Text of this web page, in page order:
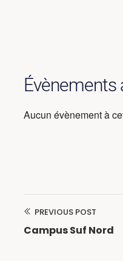
Évènements
Aucun évènement à
Navigation
PREVIOUS POST
Campus Suf Nord